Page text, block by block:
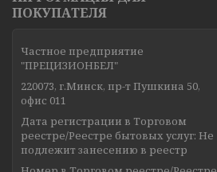
ПОКУПАТЕЛЯ
Частное предприятие
"ПРЕЦИЗИОНБЕЛ"
220073, г.Минск, пр-т Пушкина 50,
офис 011
Дата регистрации в Торговом
реестре/Реестре бытовых услуг: Не
подлежит занесению в реестр